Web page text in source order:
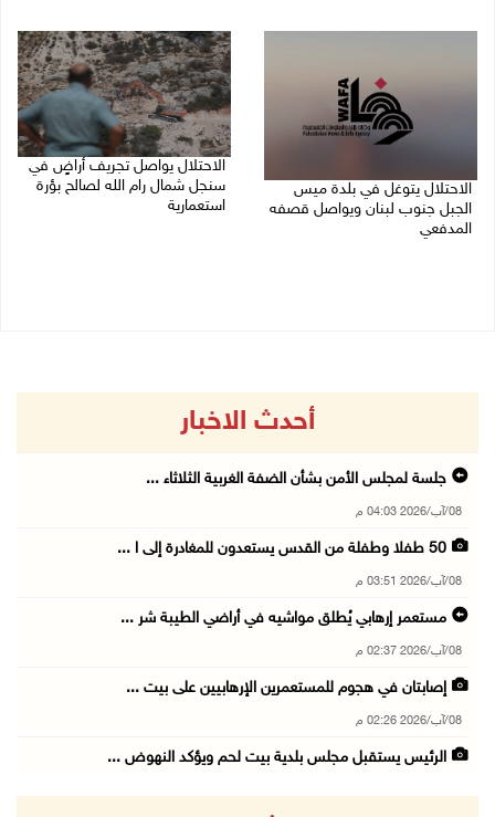
الاحتلال يتوغل في بلدة ميس
الجبل جنوب لبنان ويواصل قصفه
المدفعي
الاحتلال يواصل تجريف أراضٍ في
سنجل شمال رام الله لصالح بؤرة
استعمارية
أحدث الاخبار
جلسة لمجلس الأمن بشأن الضفة الغربية الثلاثاء ...
08/آب/2026 04:03 م
50 طفلا وطفلة من القدس يستعدون للمغادرة إلى ا ...
08/آب/2026 03:51 م
مستعمر إرهابي يُطلق مواشيه في أراضي الطيبة شر ...
08/آب/2026 02:37 م
إصابتان في هجوم للمستعمرين الإرهابيين على بيت ...
08/آب/2026 02:26 م
الرئيس يستقبل مجلس بلدية بيت لحم ويؤكد النهوض ...